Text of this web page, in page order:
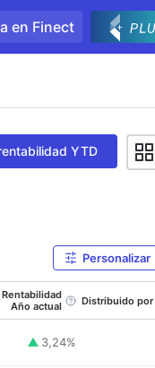
en Finect
YTD
Personalizar
Rentabilidad
Año actual
Distribuido por
3,24%